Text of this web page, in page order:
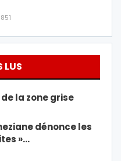
LUS
la zone grise
dénonce les
»…